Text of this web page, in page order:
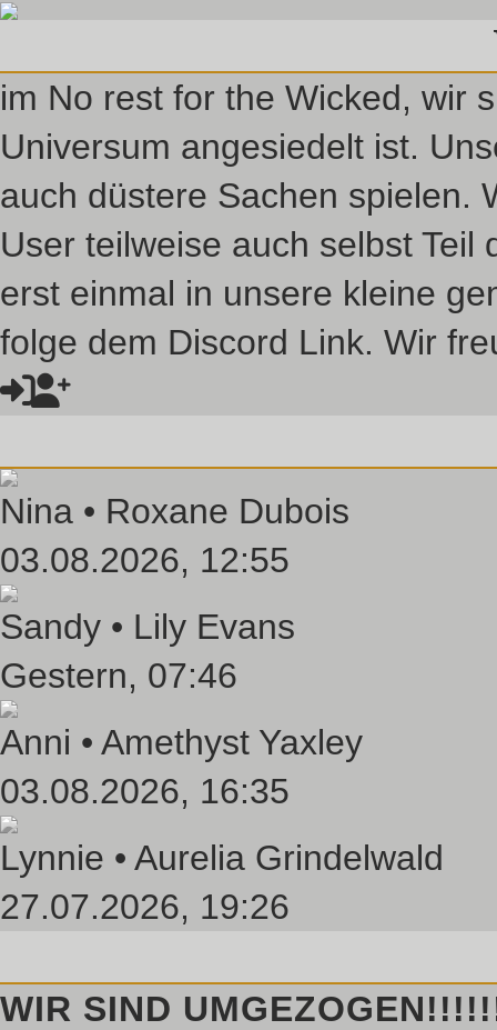
im No rest for the Wicked, wir
Universum angesiedelt ist.
auch düstere Sachen spielen.
User teilweise auch selbst
erst einmal in unsere kleine
folge dem Discord Link. Wir
Nina • Roxane Dubois
03.08.2026, 12:55
Sandy • Lily Evans
Gestern, 07:46
Anni • Amethyst Yaxley
03.08.2026, 16:35
Lynnie • Aurelia Grindelwald
27.07.2026, 19:26
WIR SIND